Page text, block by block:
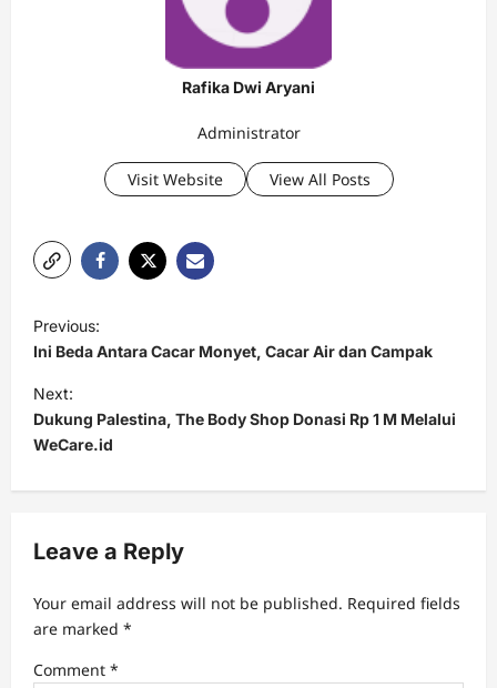
Rafika Dwi Aryani
Administrator
Visit Website View All Posts
o
s
t
n
a
i
a
Previous:
Ini Beda Antara Cacar Monyet, Cacar Air dan Campak
Next:
Dukung Palestina, The Body Shop Donasi Rp 1 M Melalui
WeCare.id
Leave a Reply
Your email address will not be published. Required fields
are marked *
Comment *